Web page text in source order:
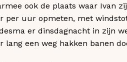
ook de plaats waar Ivan
per uur opmeten, met
er dinsdagnacht in zijn
lang een weg hakken banen